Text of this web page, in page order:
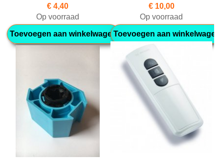
€ 4,40
Op voorraad
Toevoegen aan winkelwagen
€ 10,00
Op voorraad
Toevoegen aan